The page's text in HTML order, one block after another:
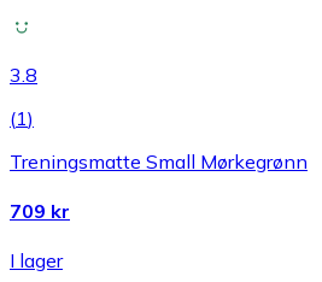
3.8
(1)
Treningsmatte Small Mørkegrønn
709 kr
I lager